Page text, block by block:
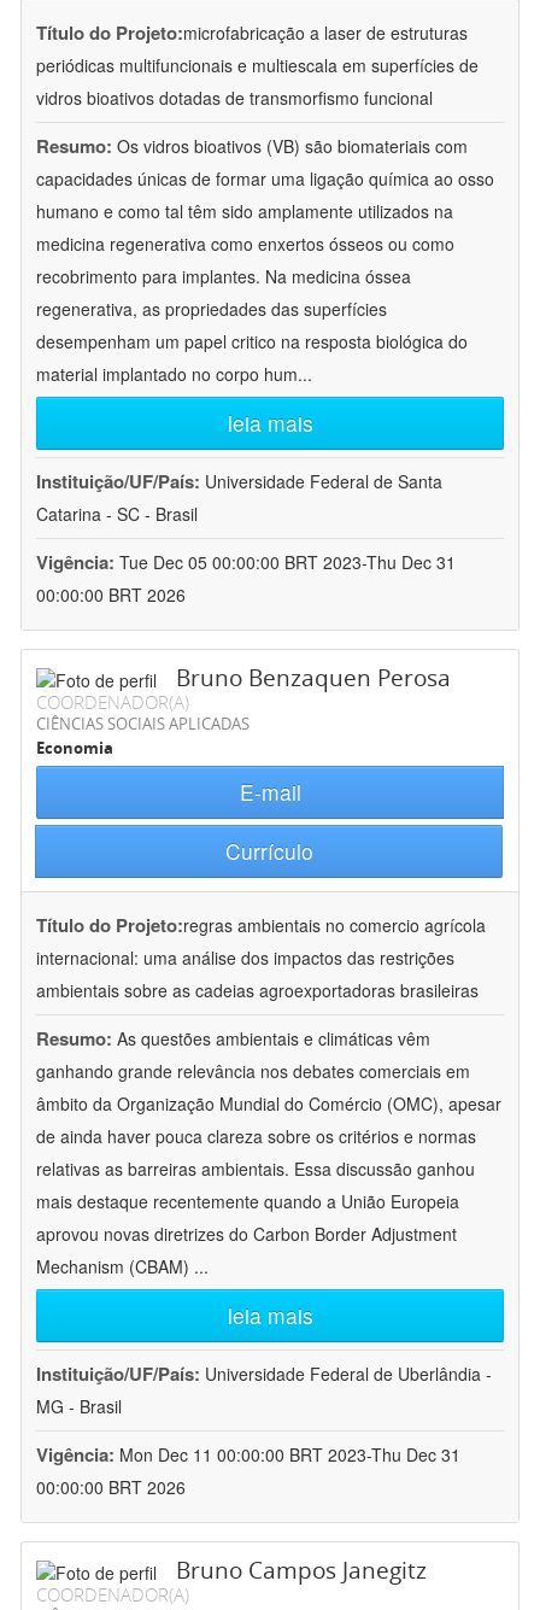
Título do Projeto:microfabricação a laser de estruturas
periódicas multifuncionais e multiescala em superfícies de
vidros bioativos dotadas de transmorfismo funcional
Resumo: Os vidros bioativos (VB) são biomateriais com
capacidades únicas de formar uma ligação química ao osso
humano e como tal têm sido amplamente utilizados na
medicina regenerativa como enxertos ósseos ou como
recobrimento para implantes. Na medicina óssea
regenerativa, as propriedades das superfícies
desempenham um papel critico na resposta biológica do
material implantado no corpo hum...
leia mais
Instituição/UF/País: Universidade Federal de Santa
Catarina - SC - Brasil
Vigência: Tue Dec 05 00:00:00 BRT 2023-Thu Dec 31
00:00:00 BRT 2026
Bruno Benzaquen Perosa
COORDENADOR(A)
CIÊNCIAS SOCIAIS APLICADAS
Economia
E-mail
Currículo
Título do Projeto:regras ambientais no comercio agrícola
internacional: uma análise dos impactos das restrições
ambientais sobre as cadeias agroexportadoras brasileiras
Resumo: As questões ambientais e climáticas vêm
ganhando grande relevância nos debates comerciais em
âmbito da Organização Mundial do Comércio (OMC), apesar
de ainda haver pouca clareza sobre os critérios e normas
relativas as barreiras ambientais. Essa discussão ganhou
mais destaque recentemente quando a União Europeia
aprovou novas diretrizes do Carbon Border Adjustment
Mechanism (CBAM) ...
leia mais
Instituição/UF/País: Universidade Federal de Uberlândia -
MG - Brasil
Vigência: Mon Dec 11 00:00:00 BRT 2023-Thu Dec 31
00:00:00 BRT 2026
Bruno Campos Janegitz
COORDENADOR(A)